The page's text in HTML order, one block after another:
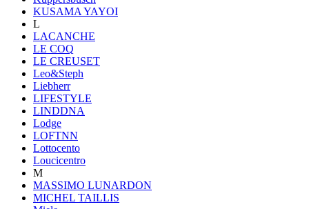
KUSAMA YAYOI
L
LACANCHE
LE COQ
LE CREUSET
Leo&Steph
Liebherr
LIFESTYLE
LINDDNA
Lodge
LOFTNN
Lottocento
Loucicentro
M
MASSIMO LUNARDON
MICHEL TAILLIS